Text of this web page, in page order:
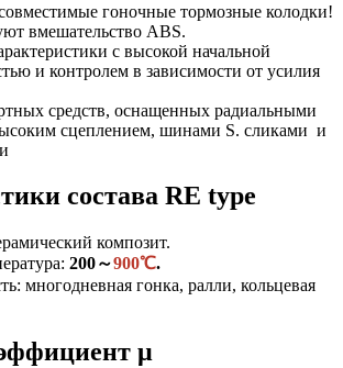
гоночные тормозные колодки!
вмешательство ABS.
с высокой начальной
и контролем в зависимости от усилия
средств, оснащенных радиальными
сцеплением, шинами S. сликами и
состава RE type
композит.
200～900℃.
многодневная гонка, ралли, кольцевая
μ